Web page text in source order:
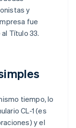
y
fue
Título 33.
tiempo, lo
CL-1 (es
y el